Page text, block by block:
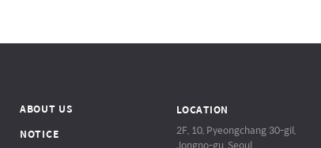
ABOUT US
NOTICE
LOCATION
2F, 10, Pyeongchang 30-gil,
Jongno-gu, Seoul,